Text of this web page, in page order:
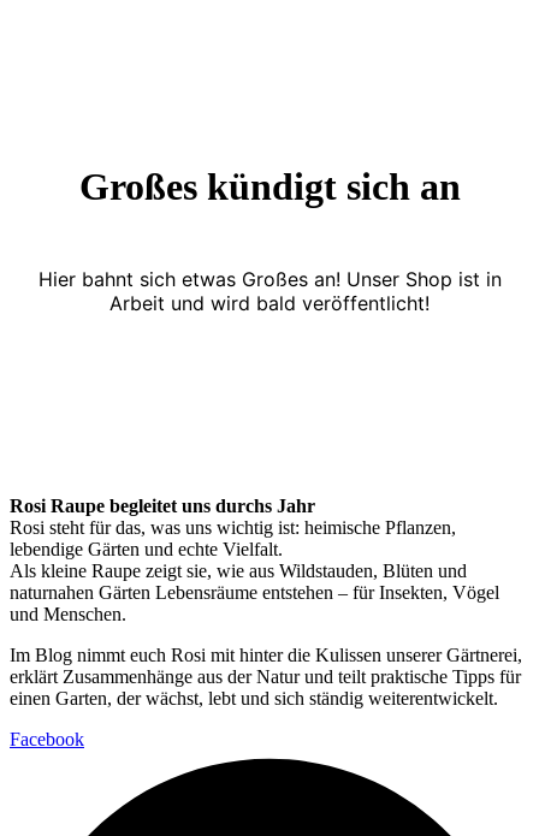
Großes kündigt sich an
Hier bahnt sich etwas Großes an! Unser Shop ist in
Arbeit und wird bald veröffentlicht!
Rosi Raupe begleitet uns durchs Jahr
Rosi steht für das, was uns wichtig ist: heimische Pflanzen,
lebendige Gärten und echte Vielfalt.
Als kleine Raupe zeigt sie, wie aus Wildstauden, Blüten und
naturnahen Gärten Lebensräume entstehen – für Insekten, Vögel
und Menschen.
Im Blog nimmt euch Rosi mit hinter die Kulissen unserer Gärtnerei,
erklärt Zusammenhänge aus der Natur und teilt praktische Tipps für
einen Garten, der wächst, lebt und sich ständig weiterentwickelt.
Facebook